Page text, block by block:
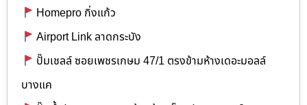
Homepro กิ่งแก้ว
Airport Link ลาดกระบัง
ปั๊มเชลล์ ซอยเพชรเกษม 47/1 ตรงข้ามห้างเดอะมอลล์
บางแค